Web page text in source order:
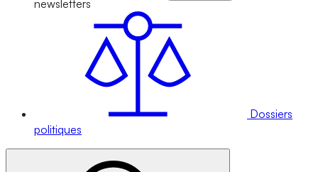
newsletters
Dossiers
politiques